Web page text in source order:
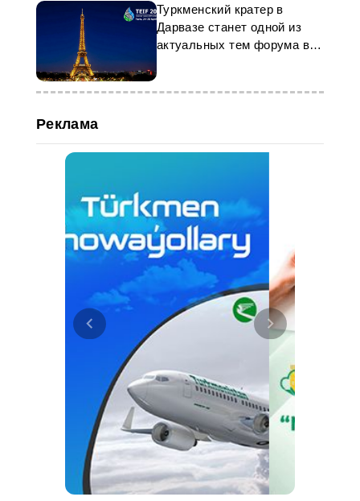
Туркменский кратер в
Дарвазе станет одной из
актуальных тем форума в
Париже
Реклама